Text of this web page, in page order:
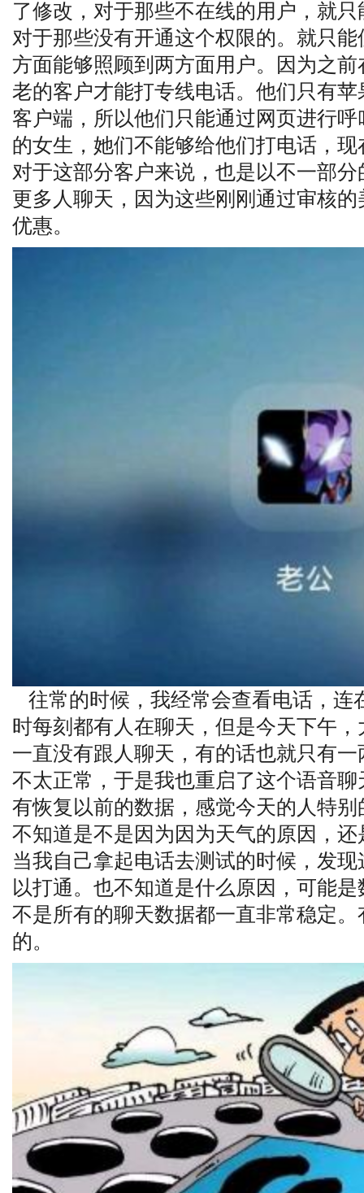
了修改，对于那些不在线的用户，就
对于那些没有开通这个权限的。就只
方面能够照顾到两方面用户。因为之
老的客户才能打专线电话。他们只有
客户端，所以他们只能通过网页进行
的女生，她们不能够给他们打电话，
对于这部分客户来说，也是以不一部
更多人聊天，因为这些刚刚通过审核
优惠。
往常的时候，我经常会查看电话，连
时每刻都有人在聊天，但是今天下午
一直没有跟人聊天，有的话也就只有
不太正常，于是我也重启了这个语音
有恢复以前的数据，感觉今天的人特
不知道是不是因为因为天气的原因，
当我自己拿起电话去测试的时候，发
以打通。也不知道是什么原因，可能
不是所有的聊天数据都一直非常稳定
的。